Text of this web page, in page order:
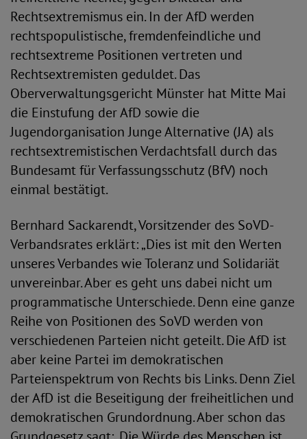
Rechtsextremismus ein. In der AfD werden
rechtspopulistische, fremdenfeindliche und
rechtsextreme Positionen vertreten und
Rechtsextremisten geduldet. Das
Oberverwaltungsgericht Münster hat Mitte Mai
die Einstufung der AfD sowie die
Jugendorganisation Junge Alternative (JA) als
rechtsextremistischen Verdachtsfall durch das
Bundesamt für Verfassungsschutz (BfV) noch
einmal bestätigt.
Bernhard Sackarendt, Vorsitzender des SoVD-
Verbandsrates erklärt: „Dies ist mit den Werten
unseres Verbandes wie Toleranz und Solidariät
unvereinbar. Aber es geht uns dabei nicht um
programmatische Unterschiede. Denn eine ganze
Reihe von Positionen des SoVD werden von
verschiedenen Parteien nicht geteilt. Die AfD ist
aber keine Partei im demokratischen
Parteienspektrum von Rechts bis Links. Denn Ziel
der AfD ist die Beseitigung der freiheitlichen und
demokratischen Grundordnung. Aber schon das